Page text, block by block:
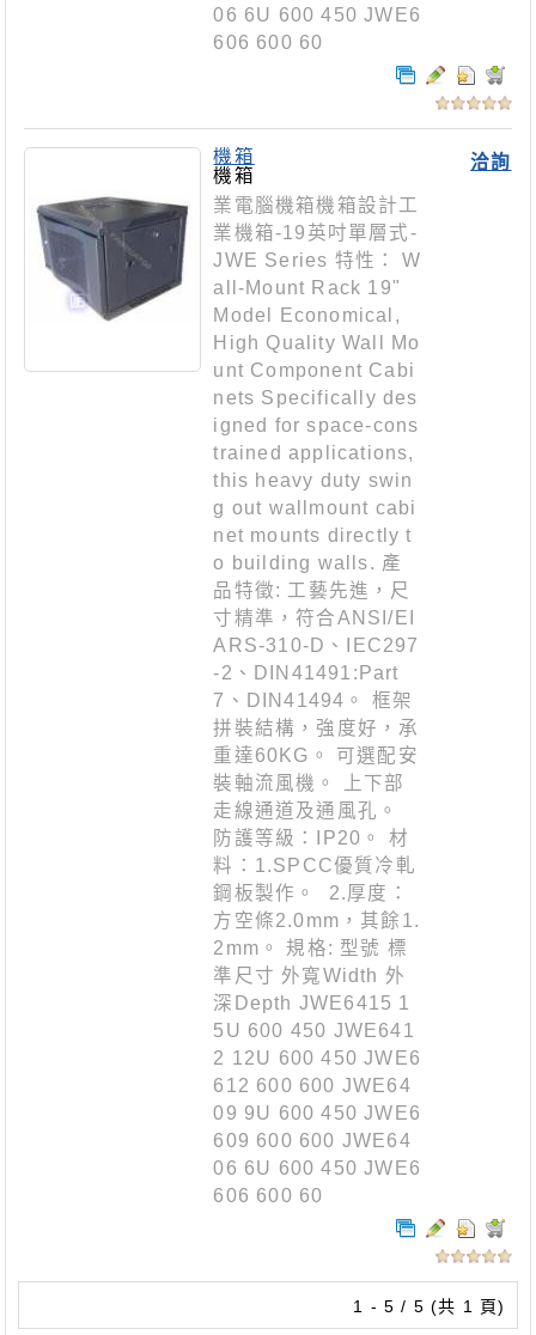
06 6U 600 450 JWE6
606 600 60
洽詢
機箱
機箱
業電腦機箱機箱設計工
業機箱-19英吋單層式-
JWE Series 特性： W
all-Mount Rack 19"
Model Economical,
High Quality Wall Mo
unt Component Cabi
nets Specifically des
igned for space-cons
trained applications,
this heavy duty swin
g out wallmount cabi
net mounts directly t
o building walls. 產
品特徵: 工藝先進，尺
寸精準，符合ANSI/EI
ARS-310-D、IEC297
-2、DIN41491:Part
7、DIN41494。 框架
拼裝結構，強度好，承
重達60KG。 可選配安
裝軸流風機。 上下部
走線通道及通風孔。
防護等級：IP20。 材
料：1.SPCC優質冷軋
鋼板製作。 2.厚度：
方空條2.0mm，其餘1.
2mm。 規格: 型號 標
準尺寸 外寬Width 外
深Depth JWE6415 1
5U 600 450 JWE641
2 12U 600 450 JWE6
612 600 600 JWE64
09 9U 600 450 JWE6
609 600 600 JWE64
06 6U 600 450 JWE6
606 600 60
1 - 5 / 5 (共 1 頁)